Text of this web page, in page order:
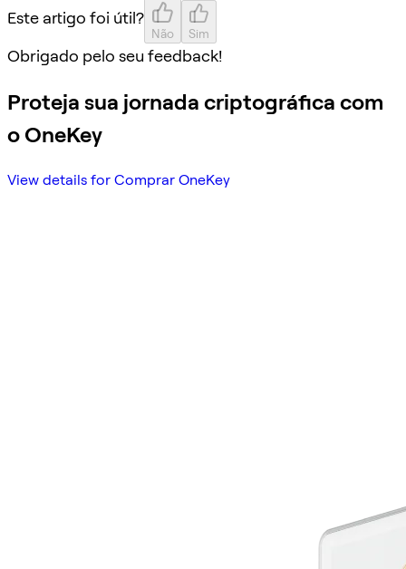
Este artigo foi útil?
Não Sim
Obrigado pelo seu feedback!
Proteja sua jornada criptográfica com
o OneKey
View details for Comprar OneKey